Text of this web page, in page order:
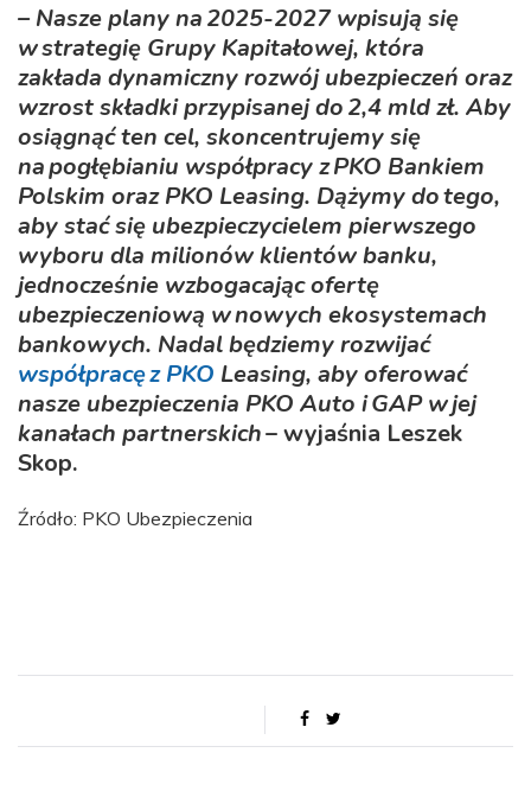
– Nasze plany na 2025-2027 wpisują się
w strategię Grupy Kapitałowej, która
zakłada dynamiczny rozwój ubezpieczeń oraz
wzrost składki przypisanej do 2,4 mld zł. Aby
osiągnąć ten cel, skoncentrujemy się
na pogłębianiu współpracy z PKO Bankiem
Polskim oraz PKO Leasing. Dążymy do tego,
aby stać się ubezpieczycielem pierwszego
wyboru dla milionów klientów banku,
jednocześnie wzbogacając ofertę
ubezpieczeniową w nowych ekosystemach
bankowych. Nadal będziemy rozwijać
współpracę z PKO Leasing, aby oferować
nasze ubezpieczenia PKO Auto i GAP w jej
kanałach partnerskich– wyjaśnia Leszek
Skop.
Źródło: PKO Ubezpieczenia